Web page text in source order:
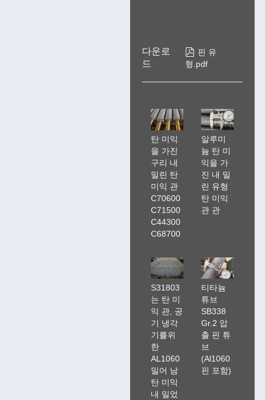
다운로
드
 핀 유
형.pdf
탄 미익
을 가진
구리 내
밀린 탄
미익 관
C70600
C71500
C44300
C68700
알루미
늄 탄 미
익을 가
진 내 밀
린 유형
탄 미익
관 관
S31803
는 탄 미
익 관, 공
기 냉각
기를위
한
AL1060
밀어 남
탄 미익
내 밀었
티타늄
튜브
SB338
Gr.2 압
출 핀 튜
브
(Al1060
핀 포함)